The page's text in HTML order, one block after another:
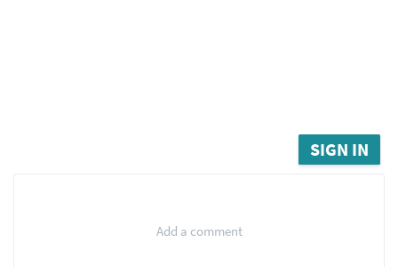
SIGN IN
Add a comment